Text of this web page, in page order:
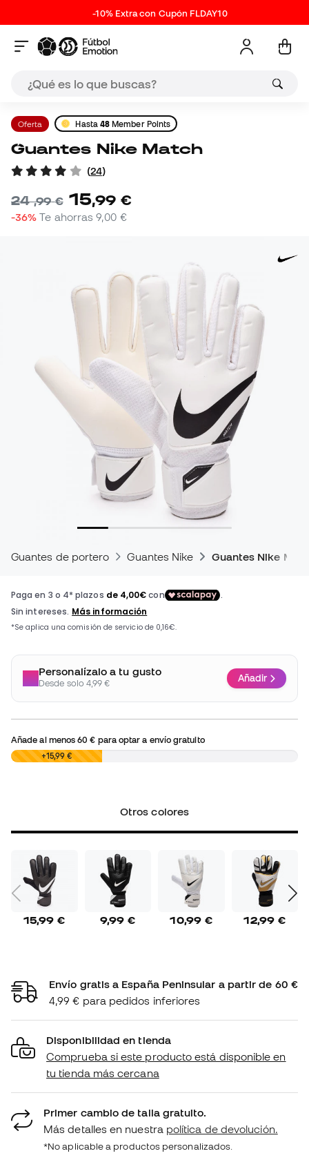
-10% Extra con Cupón FLDAY10
Oferta Hasta 48 Member Points
Guantes Nike Match
(24)
24,99 € 15,99 €
-36% Te ahorras9,00 €
Guantes de portero Guantes Nike Guantes Nike
Personalízalo a tu gusto
Desde solo 4,99 € Añadir
Añade al menos60 € para optar a envío gratuito
0,00 € +15,99 €
Otros colores
15,99 € 9,99 € 10,99 € 12,99 €
Envío gratis a España Peninsular a partir de 60 €
4,99 € para pedidos inferiores
Disponibilidad en tienda
Comprueba si este producto está disponible en
tu tienda más cercana
Primer cambio de talla gratuito.
Más detalles en nuestra política de devolución.
*No aplicable a productos personalizados.